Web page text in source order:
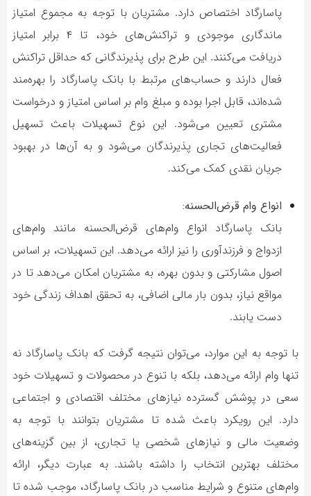
پاسارگاد اختصاص دارد. مشتریان با توجه به مجموع امتیاز
ماندگاری موجودی و تراکنش‌های خود، تا ۴ برابر امتیاز
دریافت می‌کنند. این طرح برای پذیرندگانی که حداقل تراکنش
فعال دارند و حساب‌های مرتبط با بانک پاسارگاد را بهره‌مند
شده‌اند، قابل اجرا بوده و مبلغ وام بر اساس امتیاز و درخواست
مشتری تعیین می‌شود. این نوع تسهیلات باعث تسهیل
فعالیت‌های تجاری پذیرندگان می‌شود و به آن‌ها در بهبود
جریان نقدی کمک می‌کند.
انواع وام قرض‌الحسنه:
بانک پاسارگاد انواع وام‌های قرض‌الحسنه مانند وام‌های
ازدواج و فرزندآوری را نیز ارائه می‌دهد. این تسهیلات، بر اساس
اصول مشارکتی و بدون بهره، به مشتریان امکان می‌دهد تا در
مواقع نیاز، بدون بار مالی اضافی، به تحقق اهداف زندگی خود
دست یابند.
با توجه به این موارد، می‌توان نتیجه گرفت که بانک پاسارگاد نه
تنها وام ارائه می‌دهد، بلکه با تنوع در محصولات و تسهیلات خود
سعی در پوشش گسترده نیازهای مختلف اقتصادی و اجتماعی
دارد. این رویکرد باعث شده تا مشتریان بتوانند با توجه به
وضعیت مالی و نیازهای شخصی یا تجاری، از بین گزینه‌های
مختلف بهترین انتخاب را داشته باشند. به عبارت دیگر، ارائه
وام‌های متنوع و شرایط مناسب در بانک پاسارگاد، موجب شده تا